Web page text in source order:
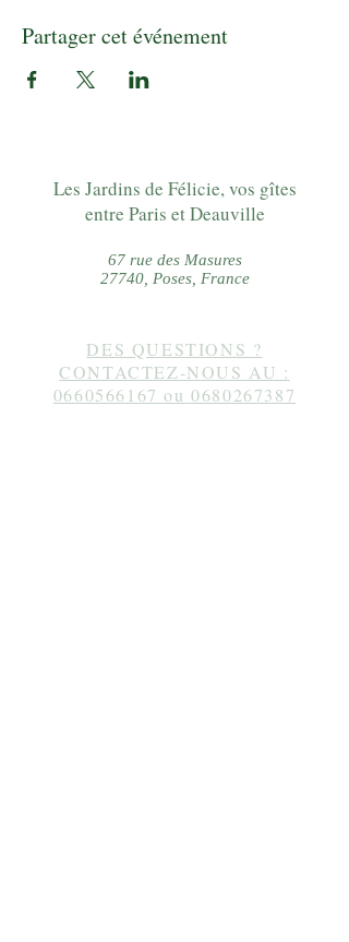
Partager cet événement
Les Jardins de Félicie, vos gîtes
entre Paris et Deauville
67 rue des Masures
27740, Poses, France
DES QUESTIONS ?
CONTACTEZ-NOUS AU :
0660566167 ou0680267387